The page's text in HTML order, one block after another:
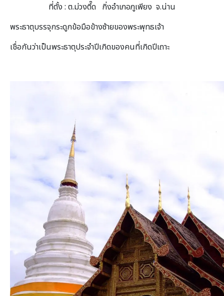
ที่ตั้ง : ต.ม่วงตึ๊ด กิ่งอำเภอภูเพียง จ.น่าน
พระธาตุบรรจุกระดูกข้อมือข้างซ้ายของพระพุทธเจ้า
เชื่อกันว่าเป็นพระธาตุประจำปีเกิดของคนที่เกิดปีเถาะ